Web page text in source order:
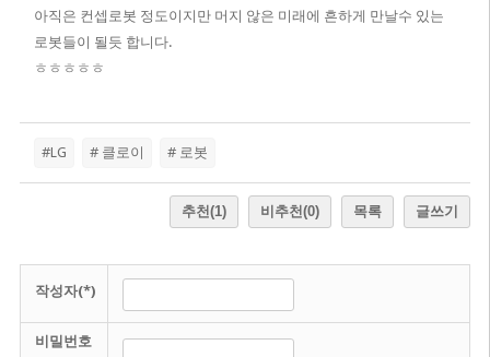
아직은 컨셉로봇 정도이지만 머지 않은 미래에 흔하게 만날수 있는
로봇들이 될듯 합니다.
ㅎㅎㅎㅎㅎ
#LG # 클로이 # 로봇
추천(1) 비추천(0) 목록 글쓰기
작성자(*)
비밀번호